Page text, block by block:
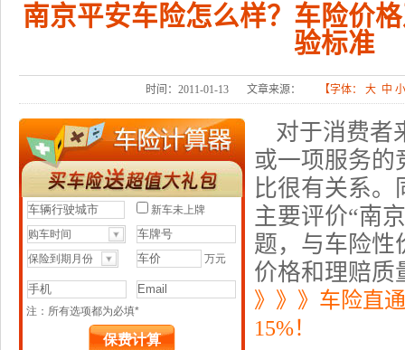
南京平安车险怎么样？车险价
验标准
时间：2011-01-13 文章来源： 【字体： 大 中 小
对于消费者
或一项服务的
比很有关系。
主要评价“南
题，与车险性
价格和理赔质
》》》车险直
15%！